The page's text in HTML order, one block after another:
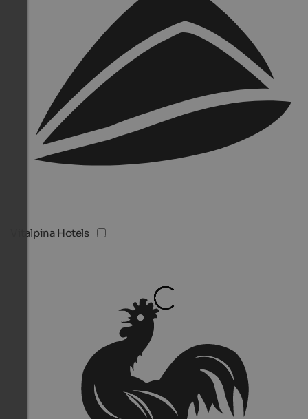
Vitalpina Hotels